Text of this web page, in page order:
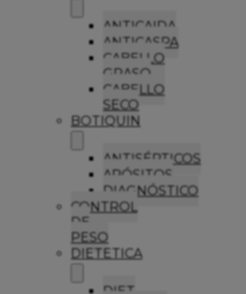
ANTICAIDA
ANTICASPA
CABELLO
GRASO
CABELLO
SECO
BOTIQUIN
ANTISÉPTICOS
APÓSITOS
DIAGNÓSTICO
CONTROL
DE
PESO
DIETETICA